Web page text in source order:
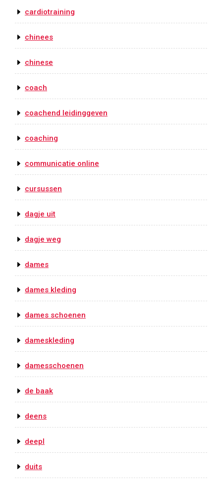
cardiotraining
chinees
chinese
coach
coachend leidinggeven
coaching
communicatie online
cursussen
dagje uit
dagje weg
dames
dames kleding
dames schoenen
dameskleding
damesschoenen
de baak
deens
deepl
duits